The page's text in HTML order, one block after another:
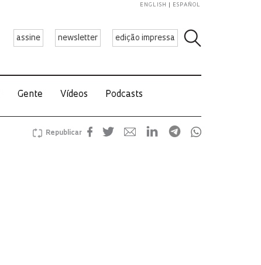
assine newsletter edição impressa
ENGLISH ESPAÑOL
Gente Vídeos Podcasts
Republicar